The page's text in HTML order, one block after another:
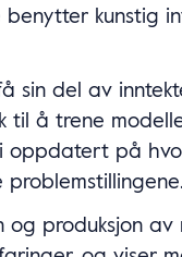
kunstig
sin del av
til å trene
oppdatert på
produksjon av